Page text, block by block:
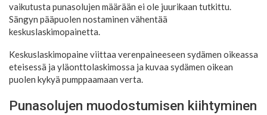
vaikutusta punasolujen määrään ei ole juurikaan tutkittu.
Sängyn pääpuolen nostaminen vähentää
keskuslaskimopainetta.
Keskuslaskimopaine viittaa verenpaineeseen sydämen oikeassa
eteisessä ja yläonttolaskimossa ja kuvaa sydämen oikean
puolen kykyä pumppaamaan verta.
Punasolujen muodostumisen kiihtyminen